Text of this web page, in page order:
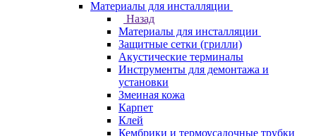
Материалы для инсталляции
Назад
Материалы для инсталляции
Защитные сетки (грилли)
Акустические терминалы
Инструменты для демонтажа и
установки
Змеиная кожа
Карпет
Клей
Кембрики и термоусадочные трубки